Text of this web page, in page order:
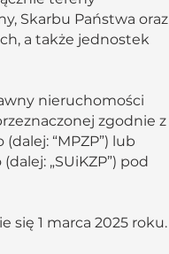
Skarbu Państwa oraz
a także jednostek
nieruchomości
zgodnie z
“MPZP”) lub
„SUiKZP”) pod
się 1 marca 2025 roku.